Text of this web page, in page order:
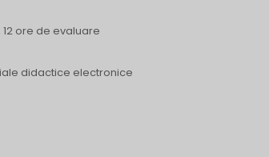
ore de evaluare
didactice electronice